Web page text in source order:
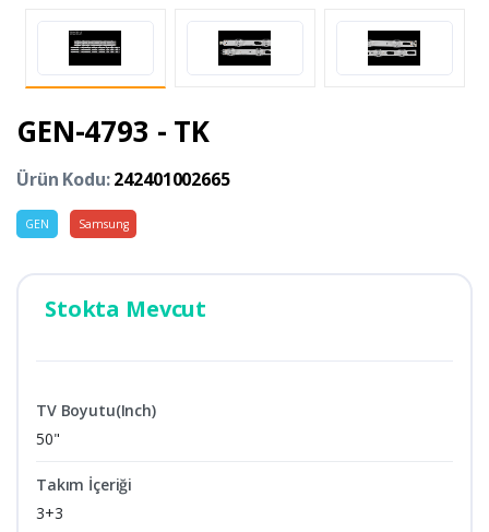
GEN-4793 - TK
Ürün Kodu:242401002665
GEN Samsung
Stokta Mevcut
TV Boyutu(Inch)
50"
Takım İçeriği
3+3